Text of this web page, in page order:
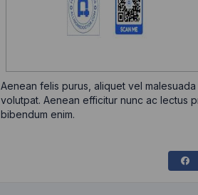
Aenean felis purus, aliquet vel
volutpat. Aenean efficitur nunc ac lectus
bibendum enim.